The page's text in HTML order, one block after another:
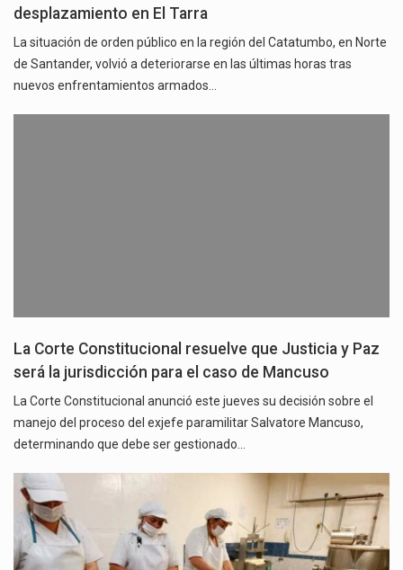
desplazamiento en El Tarra
La situación de orden público en la región del Catatumbo, en Norte
de Santander, volvió a deteriorarse en las últimas horas tras
nuevos enfrentamientos armados…
La Corte Constitucional resuelve que Justicia y Paz
será la jurisdicción para el caso de Mancuso
La Corte Constitucional anunció este jueves su decisión sobre el
manejo del proceso del exjefe paramilitar Salvatore Mancuso,
determinando que debe ser gestionado…